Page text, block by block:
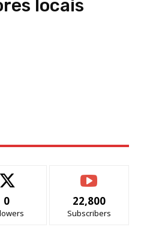
locais
0 22,800
Subscribers